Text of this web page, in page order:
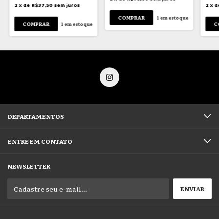
2 x de R$37,50 sem juros
1 em estoque
1 em estoque
2 x
DEPARTAMENTOS
ENTRE EM CONTATO
NEWSLETTER